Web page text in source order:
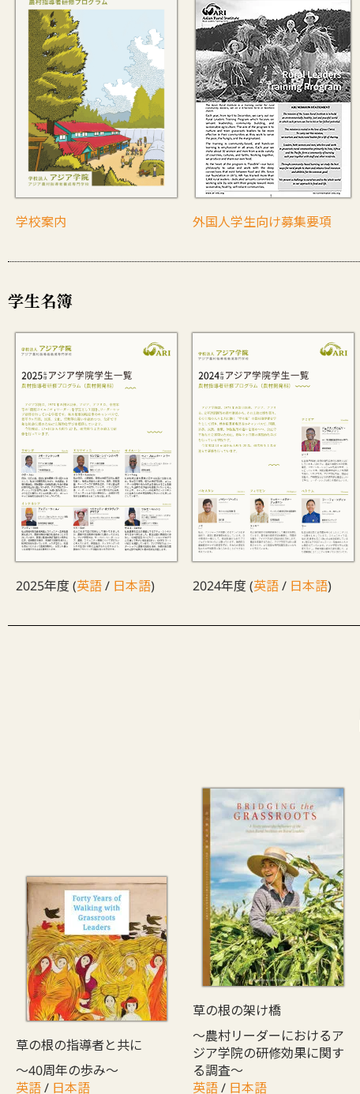
学校案内 外国人学生向け募集要項
学生名簿
2025年度 (英語/ 日本語) 2024年度 (英語/ 日本語)
草の根の指導者と共に
〜40周年の歩み〜
英語/ 日本語
草の根の架け橋
〜農村リーダーにおけるア
ジア学院の研修効果に関す
る調査～
英語/ 日本語